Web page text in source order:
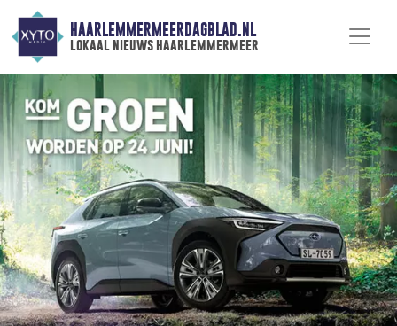
HAARLEMMERMEERDAGBLAD.NL
lokaal nieuws haarlemmermeer